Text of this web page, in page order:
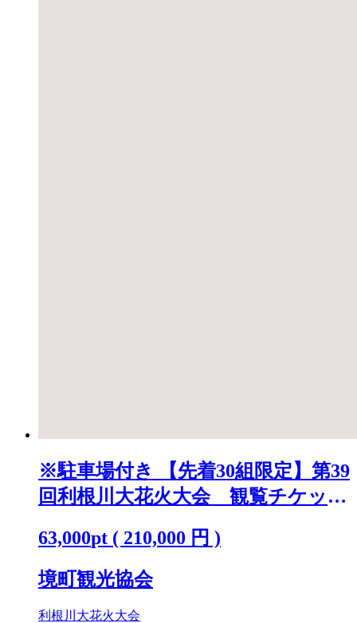
※駐車場付き 【先着30組限定】第39
回利根川大花火大会 観覧チケット
63,000pt ( 210,000 円 )
境町観光協会
利根川大花火大会